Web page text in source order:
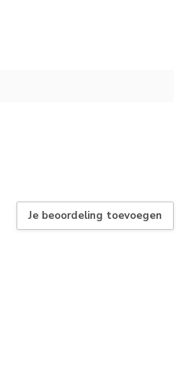
Je beoordeling toevoegen